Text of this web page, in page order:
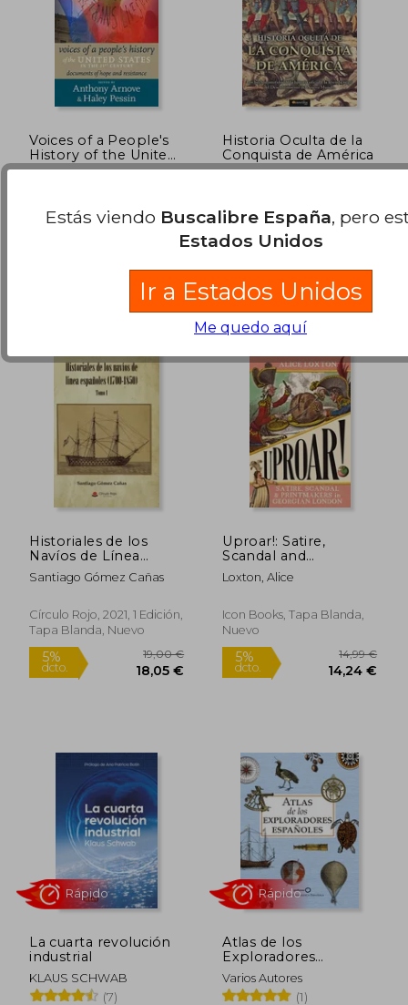
28,00 €
26,60 €
Rápido
dcto.
Rápido
Voices of a People's
History of the United
States in the 21St
Resistance (en Inglés)
Seven Stories Press, Tapa
Historia Oculta de la
Conquista de América
Nowtilus, 2009, 1 Edición,
Tapa Blanda, Nuevo
Historiales de los
Navíos de Línea
Españoles (1700-
1850): Tomo i
Santiago Gómez Cañas
Círculo Rojo, 2021, 1 Edición,
Tapa Blanda, Nuevo
Uproar!: Satire,
Scandal and
Printmakers in
Georgian London (en
Loxton, Alice
Icon Books, Tapa Blanda,
Nuevo
La cuarta revolución
industrial
KLAUS SCHWAB
(7)
Atlas de los
Exploradores
Españoles (Edición
Reducida)
Varios Autores
(1)
Estás viendo Buscalibre España, pero
Estados Unidos
Ir a Estados Unidos
Me quedo aquí